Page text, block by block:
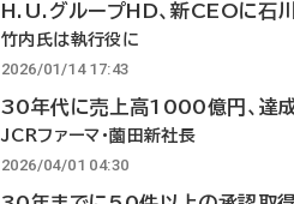
H.U.グループHD、新CEOに石
竹内氏は執行役に
2026/01/14 17:43
30年代に売上高1000億円、達
JCRファーマ・薗田新社長
2026/04/01 04:30